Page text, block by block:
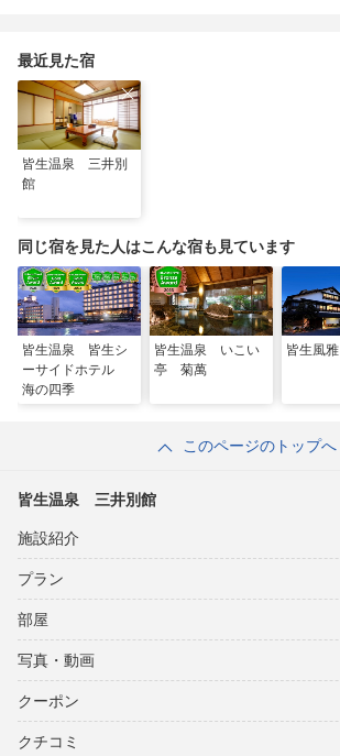
最近見た宿
皆生温泉 三井別
館
同じ宿を見た人はこんな宿も見ています
皆生温泉 皆生シ
ーサイドホテル
海の四季
皆生温泉 いこい
亭 菊萬
皆生風雅
このページのトップへ
皆生温泉 三井別館
施設紹介
プラン
部屋
写真・動画
クーポン
クチコミ